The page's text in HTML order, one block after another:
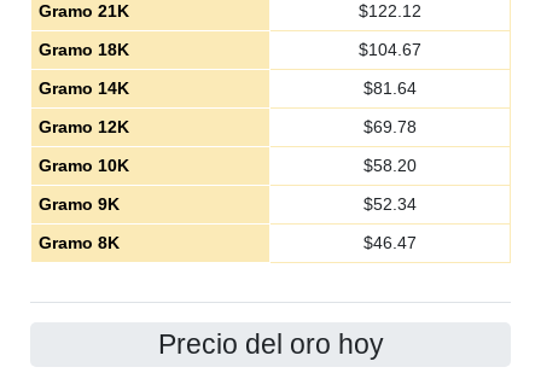
Gramo 21K
$122.12
Gramo 18K
$104.67
Gramo 14K
$81.64
Gramo 12K
$69.78
Gramo 10K
$58.20
Gramo 9K
$52.34
Gramo 8K
$46.47
Precio del oro hoy